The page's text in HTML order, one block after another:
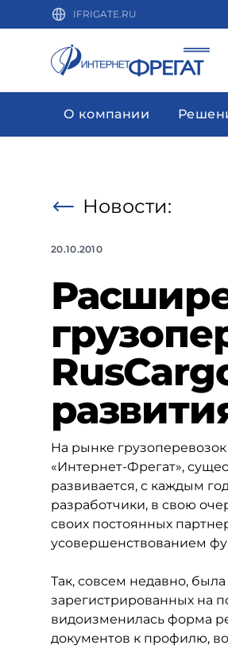
IFRIGATE.RU
О компании
Новости:
20.10.2010
На рынке
«Интернет-Фрегат»,
развивается, с каждым
разработчики, в свою
своих постоянных
усовершенствованием
Так, совсем недавно,
зарегистрированных на
видоизменилась форма
документов к профилю,